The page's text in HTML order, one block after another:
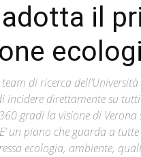
il
di ricerca
direttamente su
gradi la visione di Verona
un piano che guarda a
ecologia, ambiente,